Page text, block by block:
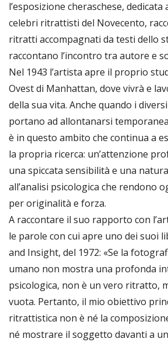
l’esposizione cheraschese, dedicata
celebri ritrattisti del Novecento,
ritratti accompagnati da testi dello
raccontano l’incontro tra autore e
Nel 1943 l’artista apre il proprio
Ovest di Manhattan, dove vivrà e
della sua vita. Anche quando i
portano ad allontanarsi
è in questo ambito che continua a
la propria ricerca: un’attenzione
una spiccata sensibilità e una
all’analisi psicologica che rendono
per originalità e forza.
A raccontare il suo rapporto con
le parole con cui apre uno dei suoi
and Insight, del 1972: «Se la
umano non mostra una profonda
psicologica, non è un vero ritratto,
vuota. Pertanto, il mio obiettivo
ritrattistica non è né la
né mostrare il soggetto davanti a